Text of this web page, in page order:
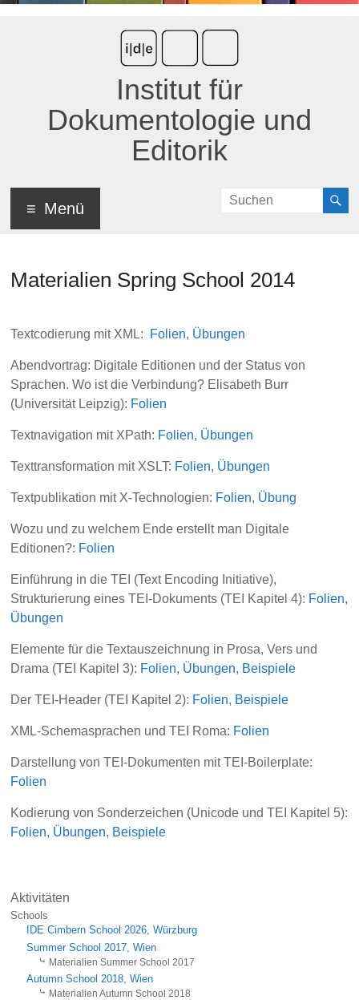
Institut für
Dokumentologie und
Editorik
Menü
Materialien Spring School 2014
Textcodierung mit XML: Folien, Übungen
Abendvortrag: Digitale Editionen und der Status von
Sprachen. Wo ist die Verbindung? Elisabeth Burr
(Universität Leipzig): Folien
Textnavigation mit XPath: Folien, Übungen
Texttransformation mit XSLT: Folien, Übungen
Textpublikation mit X-Technologien: Folien, Übung
Wozu und zu welchem Ende erstellt man Digitale
Editionen?: Folien
Einführung in die TEI (Text Encoding Initiative),
Strukturierung eines TEI-Dokuments (TEI Kapitel 4): Folien,
Übungen
Elemente für die Textauszeichnung in Prosa, Vers und
Drama (TEI Kapitel 3): Folien, Übungen, Beispiele
Der TEI-Header (TEI Kapitel 2): Folien, Beispiele
XML-Schemasprachen und TEI Roma: Folien
Darstellung von TEI-Dokumenten mit TEI-Boilerplate:
Folien
Kodierung von Sonderzeichen (Unicode und TEI Kapitel 5):
Folien, Übungen, Beispiele
Aktivitäten
Schools
IDE Cimbern School 2026, Würzburg
Summer School 2017, Wien
Materialien Summer School 2017
Autumn School 2018, Wien
Materialien Autumn School 2018